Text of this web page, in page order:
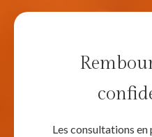
Les consultations